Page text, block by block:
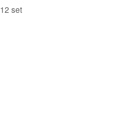
12 set